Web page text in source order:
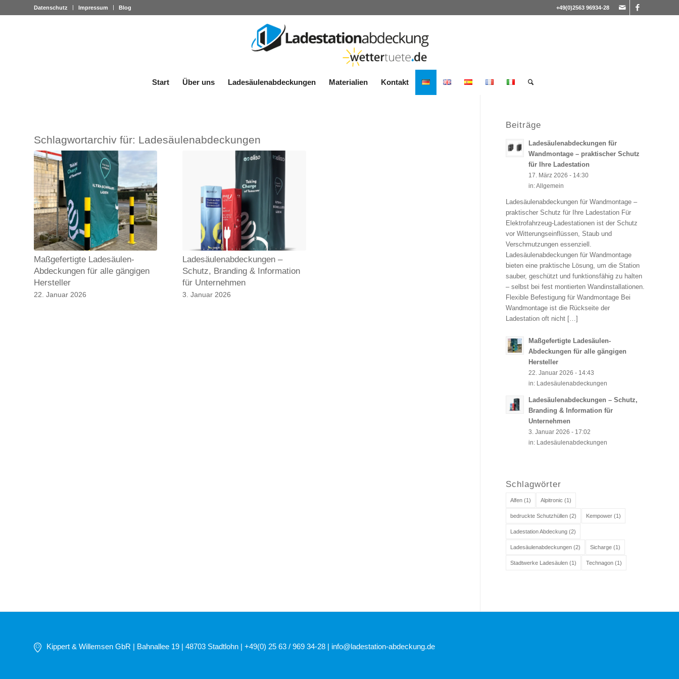
Datenschutz Impressum Blog +49(0)2563 96934-28
Start Über uns Ladesäulenabdeckungen Materialien Kontakt
Schlagwortarchiv für: Ladesäulenabdeckungen
Maßgefertigte Ladesäulen-
Abdeckungen für alle gängigen
Hersteller
22. Januar 2026
Ladesäulenabdeckungen –
Schutz, Branding & Information
für Unternehmen
3. Januar 2026
Beiträge
Ladesäulenabdeckungen für
Wandmontage – praktischer Schutz
für Ihre Ladestation
17. März 2026 - 14:30
in:Allgemein
Ladesäulenabdeckungen für Wandmontage –
praktischer Schutz für Ihre Ladestation Für
Elektrofahrzeug-Ladestationen ist der Schutz
vor Witterungseinflüssen, Staub und
Verschmutzungen essenziell.
Ladesäulenabdeckungen für Wandmontage
bieten eine praktische Lösung, um die Station
sauber, geschützt und funktionsfähig zu halten
– selbst bei fest montierten Wandinstallationen.
Flexible Befestigung für Wandmontage Bei
Wandmontage ist die Rückseite der
Ladestation oft nicht […]
Maßgefertigte Ladesäulen-
Abdeckungen für alle gängigen
Hersteller
22. Januar 2026 - 14:43
in: Ladesäulenabdeckungen
Ladesäulenabdeckungen – Schutz,
Branding & Information für
Unternehmen
3. Januar 2026 - 17:02
in: Ladesäulenabdeckungen
Schlagwörter
Alfen (1) Alpitronic (1)
bedruckte Schutzhüllen (2) Kempower (1)
Ladestation Abdeckung (2)
Ladesäulenabdeckungen (2) Sicharge (1)
Stadtwerke Ladesäulen (1) Technagon (1)
Kippert & Willemsen GbR | Bahnallee 19 | 48703 Stadtlohn | +49(0) 25 63 / 969 34-28 | info@ladestation-abdeckung.de